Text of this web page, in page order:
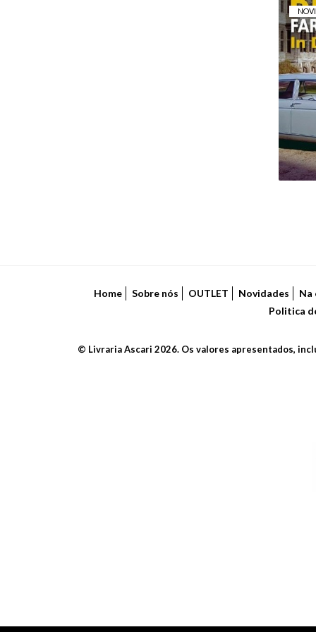
Home Sobre nós OUTLET Novidades
Na
Politica
© Livraria Ascari 2026. Os valores apresentados,